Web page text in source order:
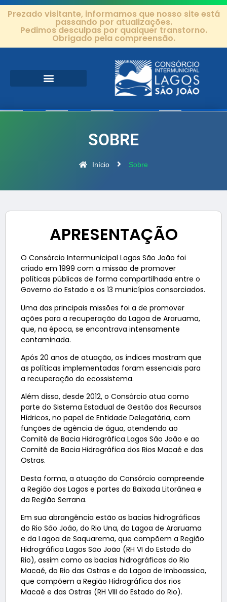
Prezado visitante, informamos que nosso site está
passando por atualizações.
Pedimos desculpas por qualquer transtorno.
Obrigado pela compreensão.
SOBRE
Início Sobre
APRESENTAÇÃO
O Consórcio Intermunicipal Lagos São João foi
criado em 1999 com a missão de promover
políticas públicas de forma compartilhada entre o
Governo do Estado e os 13 municípios consorciados.
Uma das principais missões foi a de promover
ações para a recuperação da Lagoa de Araruama,
que, na época, se encontrava intensamente
contaminada.
Após 20 anos de atuação, os índices mostram que
as políticas implementadas foram essenciais para
a recuperação do ecossistema.
Além disso, desde 2012, o Consórcio atua como
parte do Sistema Estadual de Gestão dos Recursos
Hídricos, no papel de Entidade Delegatária, com
funções de agência de água, atendendo ao
Comitê de Bacia Hidrográfica Lagos São João e ao
Comitê de Bacia Hidrográfica dos Rios Macaé e das
Ostras.
Desta forma, a atuação do Consórcio compreende
a Região dos Lagos e partes da Baixada Litorânea e
da Região Serrana.
Em sua abrangência estão as bacias hidrográficas
do Rio São João, do Rio Una, da Lagoa de Araruama
e da Lagoa de Saquarema, que compõem a Região
Hidrográfica Lagos São João (RH VI do Estado do
Rio), assim como as bacias hidrográficas do Rio
Macaé, do Rio das Ostras e da Lagoa de Imboassica,
que compõem a Região Hidrográfica dos rios
Macaé e das Ostras (RH VIII do Estado do Rio).